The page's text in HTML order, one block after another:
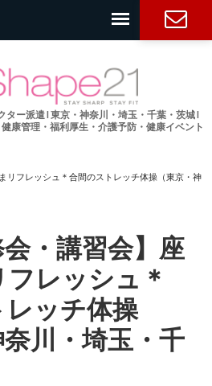
ター派遣 l 東京・神奈川・埼玉・千葉・茨城 l
康管理・福利厚生・介護予防・健康イベント
リフレッシュ＊合間のストレッチ体操（東京・神
会・講習会】座
レッシュ＊
ッチ体操
奈川・埼玉・千